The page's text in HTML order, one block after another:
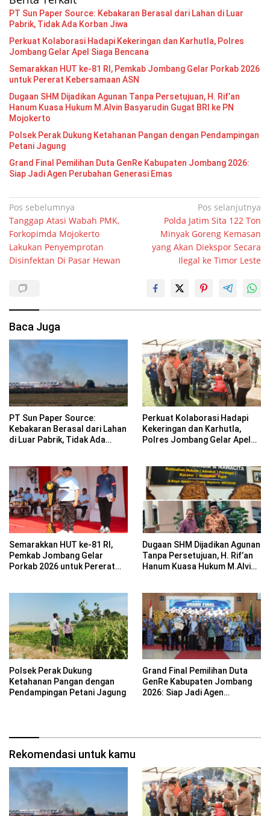
PT Sun Paper Source: Kebakaran Berasal dari Lahan di Luar
Pabrik, Tidak Ada Korban Jiwa
Perkuat Kolaborasi Hadapi Kekeringan dan Karhutla, Polres
Jombang Gelar Apel Siaga Bencana
Semarakkan HUT ke-81 RI, Pemkab Jombang Gelar Porkab 2026
untuk Pererat Kebersamaan ASN
Dugaan SHM Dijadikan Agunan Tanpa Persetujuan, H. Rif’an
Hanum Kuasa Hukum M.Alvin Basyarudin Gugat BRI ke PN
Mojokerto
Polsek Perak Dukung Ketahanan Pangan dengan Pendampingan
Petani Jagung
Grand Final Pemilihan Duta GenRe Kabupaten Jombang 2026:
Siap Jadi Agen Perubahan Generasi Emas
Navigasi
pos
Pos sebelumnya
Tanggap Atasi Wabah PMK,
Forkopimda Mojokerto
Lakukan Penyemprotan
Disinfektan Di Pasar Hewan
Pos selanjutnya
Polda Jatim Sita 122 Ton
Minyak Goreng Kemasan
yang Akan Diekspor Secara
Ilegal ke Timor Leste
Baca Juga
PT Sun Paper Source:
Kebakaran Berasal dari Lahan
di Luar Pabrik, Tidak Ada
Perkuat Kolaborasi Hadapi
Kekeringan dan Karhutla,
Polres Jombang Gelar Apel
Semarakkan HUT ke-81 RI,
Pemkab Jombang Gelar
Porkab 2026 untuk Pererat
Dugaan SHM Dijadikan Agunan
Tanpa Persetujuan, H. Rif’an
Hanum Kuasa Hukum M.Alvin
Polsek Perak Dukung
Ketahanan Pangan dengan
Pendampingan Petani Jagung
Grand Final Pemilihan Duta
GenRe Kabupaten Jombang
2026: Siap Jadi Agen
Rekomendasi untuk kamu